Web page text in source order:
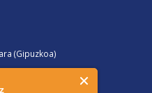
(Gipuzkoa)